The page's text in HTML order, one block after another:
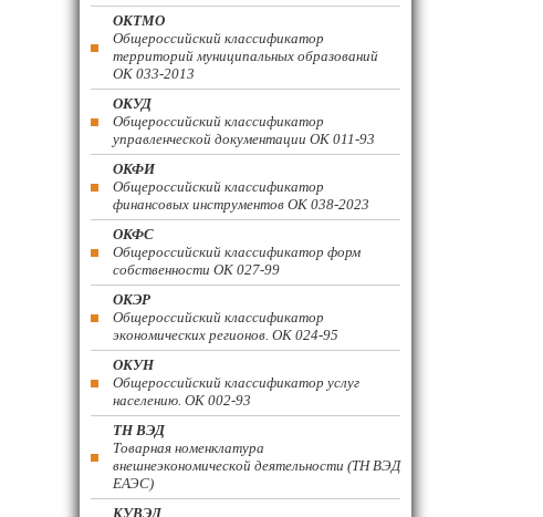
ОКТМО
Общероссийский классификатор
территорий муниципальных образований
ОК 033-2013
ОКУД
Общероссийский классификатор
управленческой документации ОК 011-93
ОКФИ
Общероссийский классификатор
финансовых инструментов OK 038-2023
ОКФС
Общероссийский классификатор форм
собственности ОК 027-99
ОКЭР
Общероссийский классификатор
экономических регионов. ОК 024-95
ОКУН
Общероссийский классификатор услуг
населению. ОК 002-93
ТН ВЭД
Товарная номенклатура
внешнеэкономической деятельности (ТН ВЭД
ЕАЭС)
КУВЭД